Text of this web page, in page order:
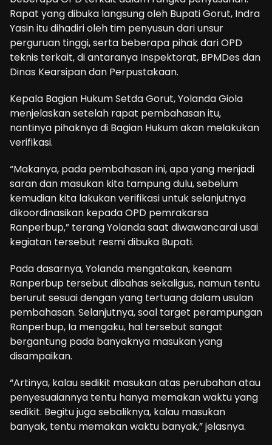
Rapat yang dibuka langsung oleh Bupati Gorut, Indra
Yasin itu dihadiri oleh tim penyusun dari unsur
perguruan tinggi, serta beberapa pihak dari OPD
teknis terkait, di antaranya Inspektorat, BPMDes dan
Dinas Kearsipan dan Perpustakaan.
Kepala Bagian Hukum Setda Gorut, Yolanda Giola
menjelaskan setelah rapat pembahasan itu,
nantinya pihaknya di Bagian Hukum akan melakukan
verifikasi.
“Makanya, pada pembahasan ini, apa yang menjadi
saran dan masukan kita tampung dulu, sebelum
kemudian kita lakukan verifikasi untuk selanjutnya
dikoordinasikan kepada OPD pemrakarsa
Ranperbup,” terang Yolanda saat diwawancarai usai
kegiatan tersebut resmi dibuka Bupati.
Pada dasarnya, Yolanda mengatakan, keenam
Ranperbup tersebut dibahas sekaligus, namun tentu
berurut sesuai dengan yang tertuang dalam usulan
pembahasan. Selanjutnya, soal target perampungan
Ranperbup, Ia mengaku, hal tersebut sangat
bergantung pada banyaknya masukan yang
disampaikan.
“Artinya, kalau sedikit masukan atas perubahan atau
penyesuaiannya tentu hanya memakan waktu yang
sedikit. Begitu juga sebaliknya, kalau masukan
banyak, tentu memakan waktu banyak,” jelasnya.